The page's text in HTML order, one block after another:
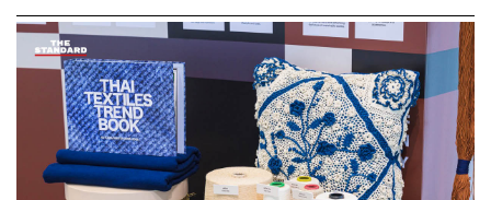
เมตร (ร้อยละ 5 ของการใช้น้ำทั้งหมด)
ต่อยอดขยายผล YOUเทิร์น แพลตฟอร์ม ร่วมกับภาคี
พันธมิตรนำขยะพลาสติกกลับเข้าสู่กระบวนการรีไซ
เคิลและอัพไซคลิง จำนวน 310 ตัน
โรงงาน ENVICCO ผลิตเม็ดพลาสติกรีไซเคิลคุณภาพ
สูง ระดับ Food Grade มาตรฐานระดับโลก ช่วยลด
พลาสติกใช้แล้วในประเทศได้ถึง 60,000 ตันต่อปี เริ่ม
ผลิตเมื่อกันยายน 2565
ประเทศ ส่งไว สั่งก่อนเที่ยง ได้ของวันถัดไป ส่งสินค้าแบบ
เย็นตรงจากโรงงาน [ADVERTORIAL]